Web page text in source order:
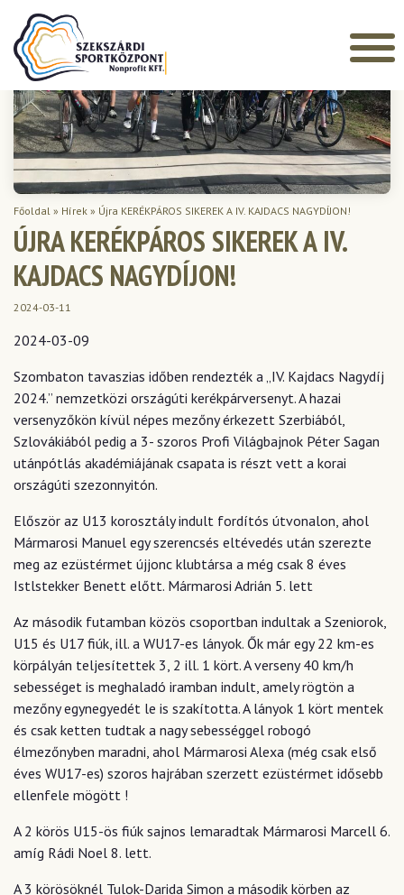
Főoldal » Hírek » Újra KERÉKPÁROS SIKEREK A IV. KAJDACS NAGYDÍJON!
ÚJRA KERÉKPÁROS SIKEREK A IV.
KAJDACS NAGYDÍJON!
2024-03-11
2024-03-09
Szombaton tavaszias időben rendezték a „IV. Kajdacs Nagydíj
2024.” nemzetközi országúti kerékpárversenyt. A hazai
versenyzőkön kívül népes mezőny érkezett Szerbiából,
Szlovákiából pedig a 3- szoros Profi Világbajnok Péter Sagan
utánpótlás akadémiájának csapata is részt vett a korai
országúti szezonnyitón.
Először az U13 korosztály indult fordítós útvonalon, ahol
Mármarosi Manuel egy szerencsés eltévedés után szerezte
meg az ezüstérmet újjonc klubtársa a még csak 8 éves
Istlstekker Benett előtt. Mármarosi Adrián 5. lett
Az második futamban közös csoportban indultak a Szeniorok,
U15 és U17 fiúk, ill. a WU17-es lányok. Ők már egy 22 km-es
körpályán teljesítettek 3, 2 ill. 1 kört. A verseny 40 km/h
sebességet is meghaladó iramban indult, amely rögtön a
mezőny egynegyedét le is szakította. A lányok 1 kört mentek
és csak ketten tudtak a nagy sebességgel robogó
élmezőnyben maradni, ahol Mármarosi Alexa (még csak első
éves WU17-es) szoros hajrában szerzett ezüstérmet idősebb
ellenfele mögött !
A 2 körös U15-ös fiúk sajnos lemaradtak Mármarosi Marcell 6.
amíg Rádi Noel 8. lett.
A 3 körösöknél Tulok-Darida Simon a második körben az